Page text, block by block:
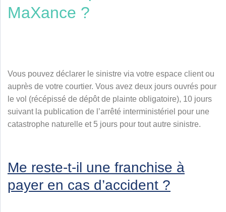
MaXance ?
Vous pouvez déclarer le sinistre via votre espace client ou
auprès de votre courtier. Vous avez deux jours ouvrés pour
le vol (récépissé de dépôt de plainte obligatoire), 10 jours
suivant la publication de l’arrêté interministériel pour une
catastrophe naturelle et 5 jours pour tout autre sinistre.
Me reste-t-il une franchise à
payer en cas d’accident ?